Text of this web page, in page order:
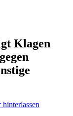
Klagen